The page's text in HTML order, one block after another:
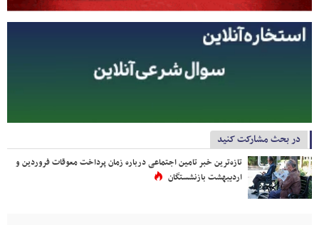
در بحث مشارکت کنید
تازه‌ترین خبر تامین اجتماعی درباره زمان پرداخت معوقات فروردین و
اردیبهشت بازنشستگان